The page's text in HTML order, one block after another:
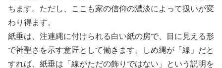
ちます。ただし、ここも家の信仰の濃淡によって扱いが変
わり得ます。
紙垂は、注連縄に付けられる白い紙の房で、目に見える形
で神聖さを示す意匠として働きます。しめ縄が「線」だと
すれば、紙垂は「線がただの飾りではない」という説明を